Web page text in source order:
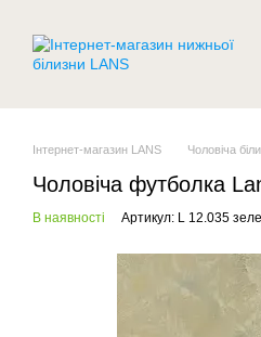
Інтернет-магазин LANS Чоловіча
Чоловіча футболка
В наявності Артикул: L 12.035